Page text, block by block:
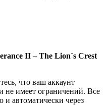
II – The Lion`s Crest
что ваш аккаунт
не имеет ограничений. Все
и автоматически через